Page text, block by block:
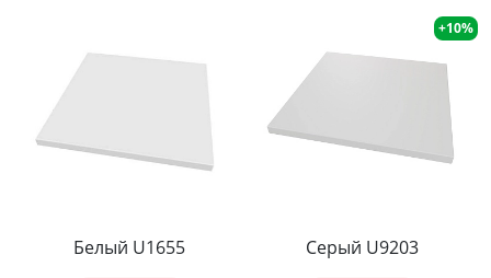
Белый U1655
+10%
Серый U9203